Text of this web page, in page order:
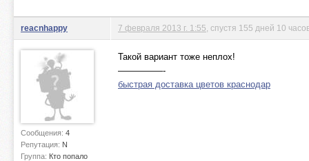
reacnhappy
Сообщения: 4
Репутация: N
Группа: Кто попало
7 февраля 2013 г. 1:55 , спустя 155 дней 10
Такой вариант тоже неплох!
—————-
быстрая доставка цветов краснодар